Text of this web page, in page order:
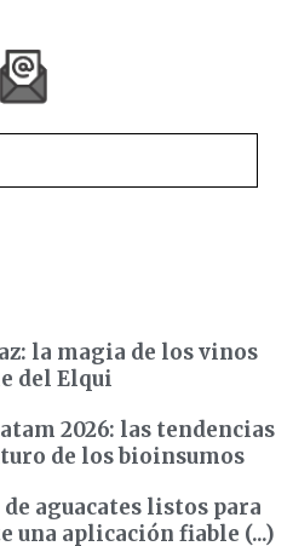
la magia de los vinos
del Elqui
2026: las tendencias
de los bioinsumos
aguacates listos para
una aplicación fiable (...)